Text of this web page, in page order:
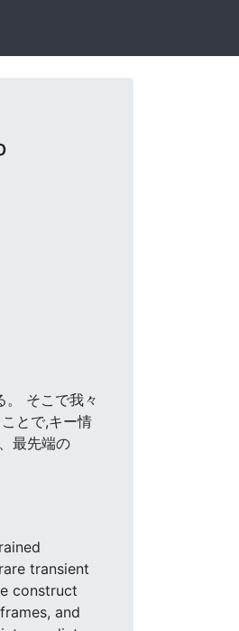
そこで我々
とで,キー情
最先端の
transient
construct
and